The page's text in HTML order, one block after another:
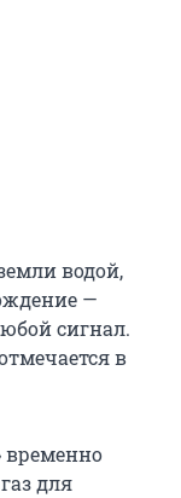
водой,
—
сигнал.
в
временно
для